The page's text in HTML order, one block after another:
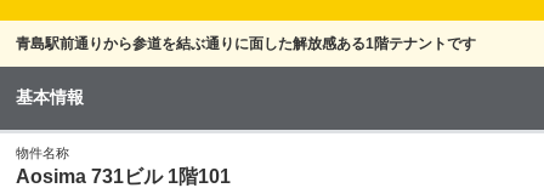
青島駅前通りから参道を結ぶ通りに面した解放感ある1階テナントです
基本情報
物件名称
Aosima 731ビル 1階101